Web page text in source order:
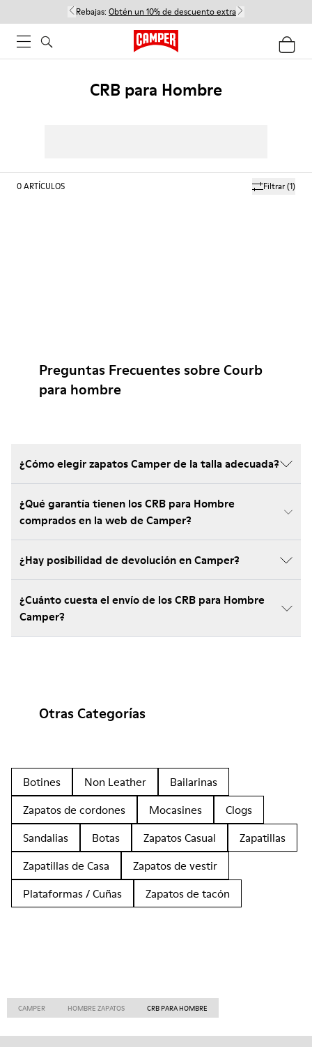
Rebajas: Obtén un 10% de descuento extra
CRB para Hombre
Filtrar(1)
0ARTÍCULOS
Preguntas Frecuentes sobre Courb
para hombre
¿Cómo elegir zapatos Camper de la talla adecuada?
¿Qué garantía tienen los CRB para Hombre
comprados en la web de Camper?
¿Hay posibilidad de devolución en Camper?
¿Cuánto cuesta el envío de los CRB para Hombre
Camper?
Otras Categorías
Botines Non Leather
Bailarinas
Zapatos de cordones
Mocasines
Clogs
Sandalias
Botas Zapatos Casual
Zapatillas
Zapatillas de Casa
Zapatos de vestir
Plataformas / Cuñas
Zapatos de tacón
CAMPER HOMBRE ZAPATOS CRB PARA HOMBRE